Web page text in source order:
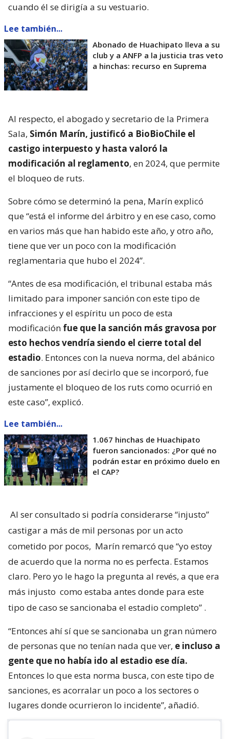
cuando él se dirigía a su vestuario.
Lee también...
Abonado de Huachipato lleva a su
club y a ANFP a la justicia tras veto
a hinchas: recurso en Suprema
Al respecto, el abogado y secretario de la Primera
Sala, Simón Marín, justificó a BioBioChile el
castigo interpuesto y hasta valoró la
modificación al reglamento, en 2024, que permite
el bloqueo de ruts.
Sobre cómo se determinó la pena, Marín explicó
que “está el informe del árbitro y en ese caso, como
en varios más que han habido este año, y otro año,
tiene que ver un poco con la modificación
reglamentaria que hubo el 2024”.
“Antes de esa modificación, el tribunal estaba más
limitado para imponer sanción con este tipo de
infracciones y el espíritu un poco de esta
modificación fue que la sanción más gravosa por
esto hechos vendría siendo el cierre total del
estadio. Entonces con la nueva norma, del abánico
de sanciones por así decirlo que se incorporó, fue
justamente el bloqueo de los ruts como ocurrió en
este caso”, explicó.
Lee también...
1.067 hinchas de Huachipato
fueron sancionados: ¿Por qué no
podrán estar en próximo duelo en
el CAP?
Al ser consultado si podría considerarse “injusto”
castigar a más de mil personas por un acto
cometido por pocos, Marín remarcó que “yo estoy
de acuerdo que la norma no es perfecta. Estamos
claro. Pero yo le hago la pregunta al revés, a que era
más injusto como estaba antes donde para este
tipo de caso se sancionaba el estadio completo” .
“Entonces ahí sí que se sancionaba un gran número
de personas que no tenían nada que ver, e incluso a
gente que no había ido al estadio ese día.
Entonces lo que esta norma busca, con este tipo de
sanciones, es acorralar un poco a los sectores o
lugares donde ocurrieron lo incidente”, añadió.